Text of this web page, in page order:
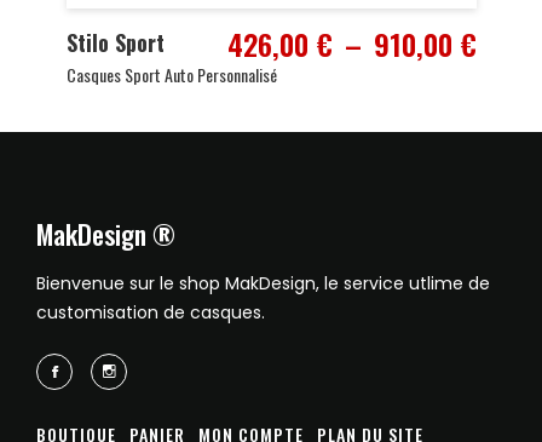
Stilo Sport 426,00 € – 910,00 €Plage
Casques Sport Auto Personnalisé
MakDesign ®
Bienvenue sur le shop MakDesign, le service utlime de
customisation de casques.
BOUTIQUE PANIER MON COMPTE PLAN DU SITE